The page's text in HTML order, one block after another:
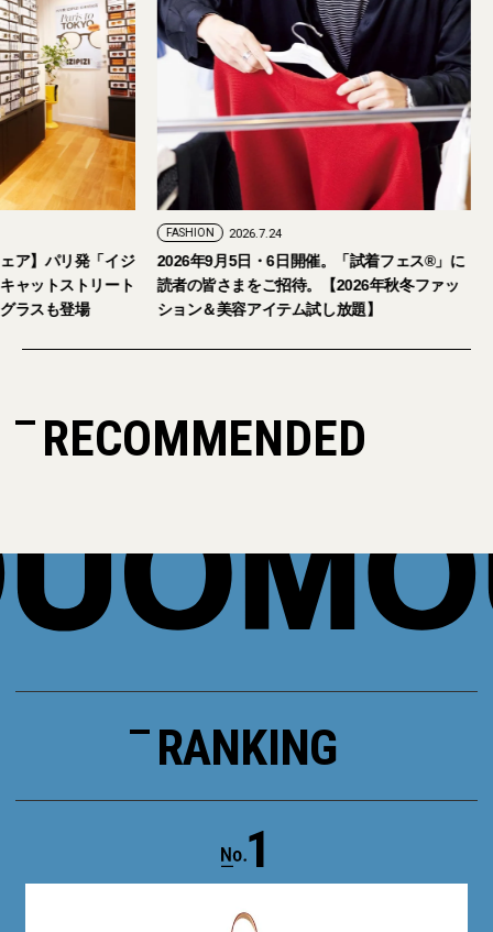
ア】パリ発「イジ
ャットストリート
ラスも登場
FASHION 2026.7.24
2026年9月5日・6日開催。「試着フェス®︎」に
読者の皆さまをご招待。【2026年秋冬ファッ
ション＆美容アイテム試し放題】
RECOMMENDED
RANKING
1